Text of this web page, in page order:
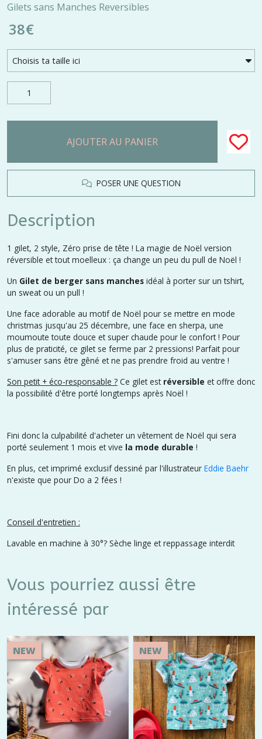
Gilets sans Manches Reversibles
38€
AJOUTER AU PANIER
POSER UNE QUESTION
Description
1 gilet, 2 style, Zéro prise de tête ! La magie de Noël version
réversible et tout moelleux : ça change un peu du pull de Noël !
Un Gilet de berger sans manches idéal à porter sur un tshirt,
un sweat ou un pull !
Une face adorable au motif de Noël pour se mettre en mode
christmas jusqu'au 25 décembre, une face en sherpa, une
moumoute toute douce et super chaude pour le confort ! Pour
plus de praticité, ce gilet se ferme par 2 pressions! Parfait pour
s'amuser sans être gêné et ne pas prendre froid au ventre !
Son petit + éco-responsable ? Ce gilet est réversible et offre donc
la possibilité d'être porté longtemps après Noël !
Fini donc la culpabilité d'acheter un vêtement de Noël qui sera
porté seulement 1 mois et vive la mode durable !
En plus, cet imprimé exclusif dessiné par l'illustrateur Eddie Baehr
n'existe que pour Do a 2 fées !
Conseil d'entretien :
Lavable en machine à 30°? Sèche linge et reppassage interdit
Vous pourriez aussi être
intéressé par
NEW NEW